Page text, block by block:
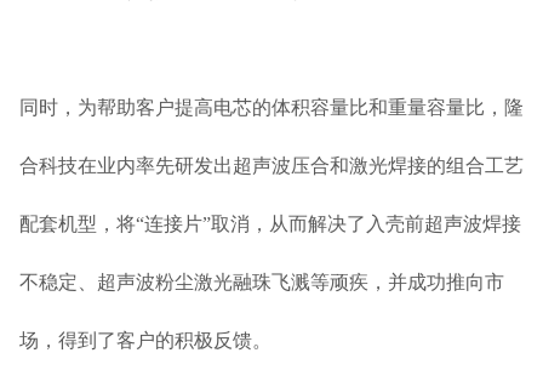
同时，为帮助客户提高电芯的体积容量比和重量容量比，隆
合科技在业内率先研发出超声波压合和激光焊接的组合工艺
配套机型，将“连接片”取消，从而解决了入壳前超声波焊接
不稳定、超声波粉尘激光融珠飞溅等顽疾，并成功推向市
场，得到了客户的积极反馈。